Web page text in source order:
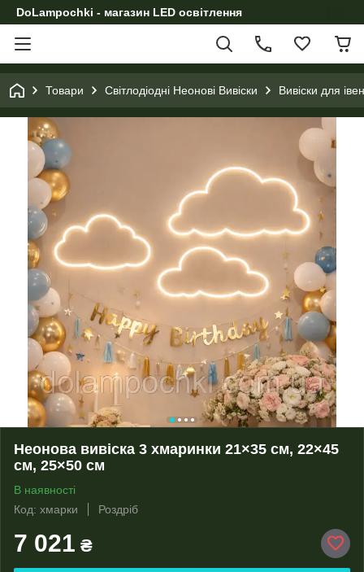
DoLampochki - магазин LED освітлення
Товари Світлодіодні Неонові Вивіски Вивіски для
Неонова вивіска 3 хмаринки 21×35 см, 22×45
см, 25×50 см
В наявності
Код: хмарки
Роздріб
7 021 ₴